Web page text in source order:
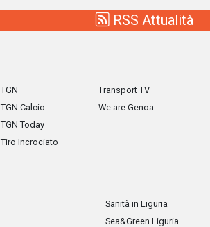
RSS Attualità
TGN
TGN Calcio
TGN Today
Tiro Incrociato
Transport TV
We are Genoa
Sanità in Liguria
Sea&Green Liguria